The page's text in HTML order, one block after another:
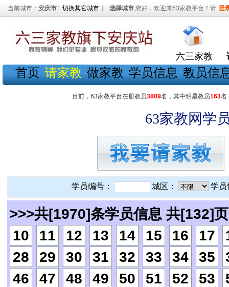
当前城市： 安庆市 [ 切换其它城市 ] 选择城市 您好，欢迎来63家教平台！请 登
六三家教
首页 请家教 做家教 学员信息 教员信
目前，63家教平台在册教员3809名，其中明星教员163名
63家教网学
学员编号： 城区： 学员
>>>共[1970]条学员信息 共[132]
10
11 12 13 14 15 16 17
28
29 30 31 32 33 34 35
46
47 48 49 50 51 52 53